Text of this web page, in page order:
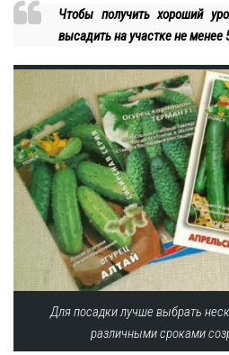
Чтобы получить хороший
высадить на участке не менее
Для посадки лучше выбрать
различными сроками